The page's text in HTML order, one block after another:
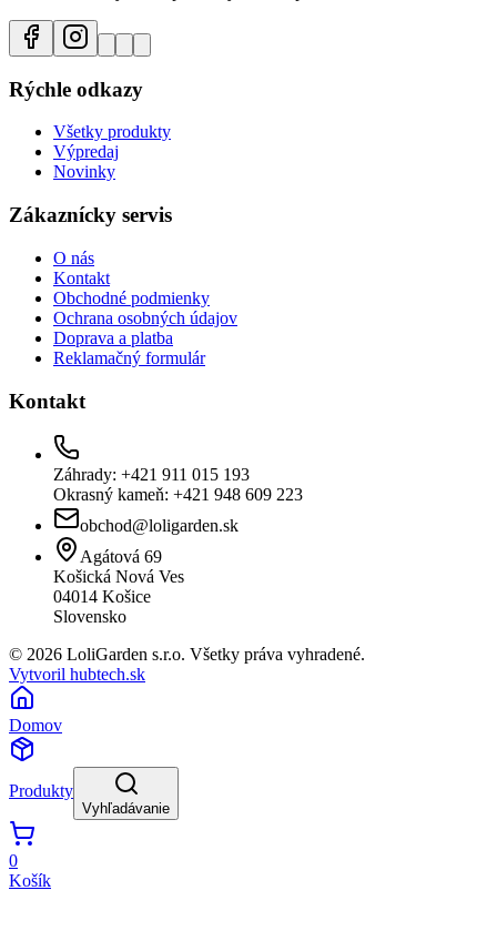
Rýchle odkazy
Všetky produkty
Výpredaj
Novinky
Zákaznícky servis
O nás
Kontakt
Obchodné podmienky
Ochrana osobných údajov
Doprava a platba
Reklamačný formulár
Kontakt
Záhrady: +421 911 015 193
Okrasný kameň: +421 948 609 223
obchod@loligarden.sk
Agátová 69
Košická Nová Ves
04014 Košice
Slovensko
© 2026 LoliGarden s.r.o. Všetky práva vyhradené.
Vytvoril hubtech.sk
Domov
Produkty
Vyhľadávanie
0
Košík